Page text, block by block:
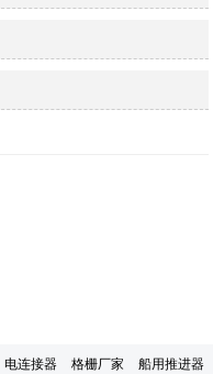
电连接器 格栅厂家
船用推进器